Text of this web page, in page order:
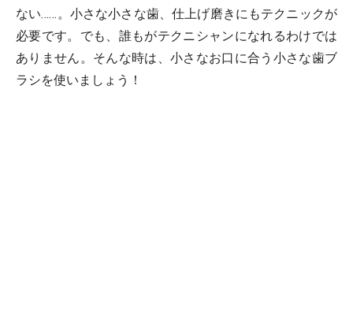
ない……。小さな小さな歯、仕上げ磨きにもテクニックが
必要です。でも、誰もがテクニシャンになれるわけでは
ありません。そんな時は、小さなお口に合う小さな歯ブ
ラシを使いましょう！